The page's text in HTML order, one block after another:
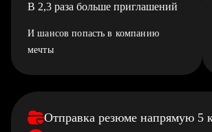
В 2,3 раза больше приглашений
И шансов попасть в компанию
мечты
Отправка резюме напрямую 5